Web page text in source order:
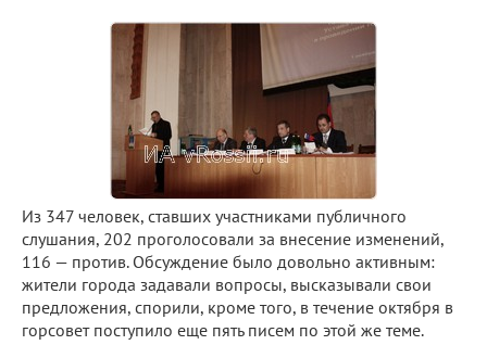
Из 347 человек, ставших участниками публичного
слушания, 202 проголосовали за внесение изменений,
116 — против. Обсуждение было довольно активным:
жители города задавали вопросы, высказывали свои
предложения, спорили, кроме того, в течение октября в
горсовет поступило еще пять писем по этой же теме.